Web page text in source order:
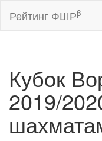
Рейтинг ФШРβ
Кубок
2019/